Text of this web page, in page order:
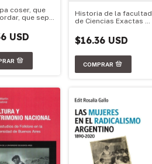
coser, que
que sepa
USD
Historia de la facultad
de Ciencias Exactas y
$16.36 USD